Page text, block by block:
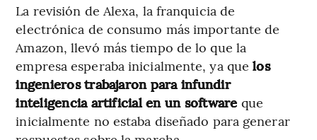
La revisión de Alexa, la franquicia de
electrónica de consumo más importante de
Amazon, llevó más tiempo de lo que la
empresa esperaba inicialmente, ya quelos
ingenieros trabajaron para infundir
inteligencia artificial en un software que
inicialmente no estaba diseñado para generar